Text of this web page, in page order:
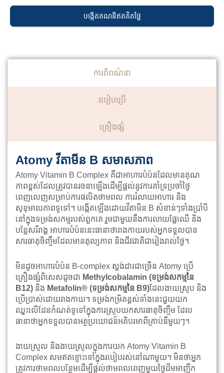
បង្កើតគណនីឥតគិតថ្លៃ
ការពិពណ៌នា
របៀបប្រើ
គ្រឿងផ្សំ
Atomy វីតាមីន B សមាសភាព
Atomy Vitamin B Complex គឺជាអាហារបំប៉នដែលមានគុណ
ភាពខ្ពស់ដែលត្រូវបានរចនាឡើងដើម្បីផ្តល់នូវការគាំទ្រប្រចាំថ្ងៃ
ពេញលេញសម្រាប់ការផលិតថាមពល ការរំលាយអាហារ និង
សុខុមាលភាពទូទៅ។ បង្កើតឡើងដោយវីតាមីន B សំខាន់ៗទាំងប្រាំបី
នៅក្នុងទម្រង់សកម្មរបស់ពួកគេ រួមជាមួយនឹងការលាយផ្លែឈើ និង
បន្លែសរីរាង្គ អាហារបំប៉ននេះធានាថារាងកាយរបស់អ្នកទទួលបាន
សារធាតុចិញ្ចឹមដែលមានតុល្យភាព និងជីវជាតិជារៀងរាល់ថ្ងៃ។
មិនដូចអាហារបំប៉ន B-complex ស្តង់ដារជាច្រើន Atomy ប្រើ
គ្រឿងផ្សំពិសេសដូចជា Methylcobalamin (ទម្រង់សកម្មនៃ
B12) និង Metafolin® (ទម្រង់សកម្មនៃ B9)ដែលងាយស្រូប និង
ប្រើប្រាស់ដោយរាងកាយ។ ទម្រង់កម្រិតខ្ពស់ទាំងនេះជួយយក
ឈ្នះលើដែនកំណត់ទូទៅក្នុងការស្រូបយកសារធាតុចិញ្ចឹម ដែល
ធានាថាអ្នកទទួលបានអត្ថប្រយោជន៍អតិបរមាពីគ្រាប់នីមួយៗ។
ងាយស្រួល និងងាយស្រួលក្នុងការយក Atomy Vitamin B
Complex សមឥតខ្ចោះទៅក្នុងរបៀបរស់នៅណាមួយ។ មិនថាអ្នក
ត្រូវការថាមពលបន្ថែមដើម្បីផ្តល់ថាមពលពេញមួយថ្ងៃដ៏មមាញឹក